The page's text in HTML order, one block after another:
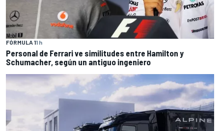
FÓRMULA 11 h
Personal de Ferrari ve similitudes entre Hamilton y
Schumacher, según un antiguo ingeniero